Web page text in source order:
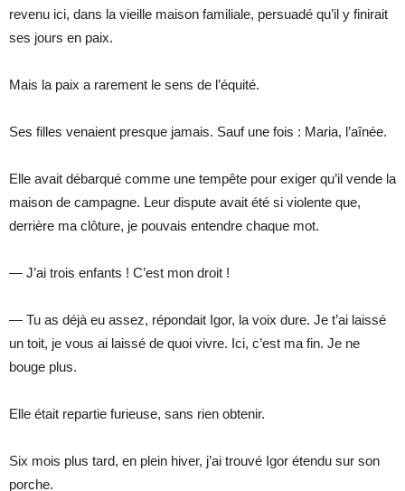
revenu ici, dans la vieille maison familiale, persuadé qu’il y finirait
ses jours en paix.
Mais la paix a rarement le sens de l’équité.
Ses filles venaient presque jamais. Sauf une fois : Maria, l’aînée.
Elle avait débarqué comme une tempête pour exiger qu’il vende la
maison de campagne. Leur dispute avait été si violente que,
derrière ma clôture, je pouvais entendre chaque mot.
— J’ai trois enfants ! C’est mon droit !
— Tu as déjà eu assez, répondait Igor, la voix dure. Je t’ai laissé
un toit, je vous ai laissé de quoi vivre. Ici, c’est ma fin. Je ne
bouge plus.
Elle était repartie furieuse, sans rien obtenir.
Six mois plus tard, en plein hiver, j’ai trouvé Igor étendu sur son
porche.